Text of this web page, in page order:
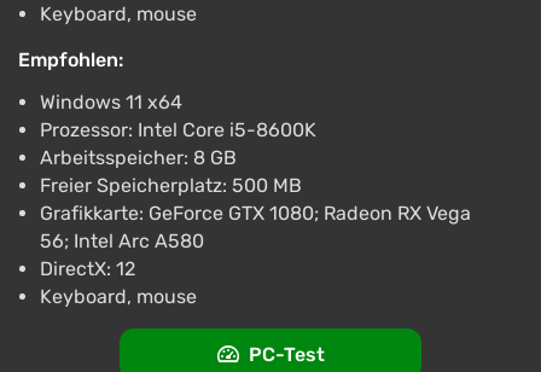
Keyboard, mouse
Empfohlen:
Windows 11 x64
Prozessor: Intel Core i5-8600K
Arbeitsspeicher: 8 GB
Freier Speicherplatz: 500 MB
Grafikkarte: GeForce GTX 1080; Radeon RX Vega
56; Intel Arc A580
DirectX: 12
Keyboard, mouse
PC-Test